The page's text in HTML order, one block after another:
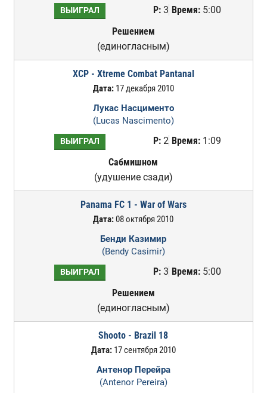
ВЫИГРАЛ Р:3 Время:5:00
Решением
(единогласным)
XCP - Xtreme Combat Pantanal
Дата:17 декабря 2010
Лукас Насцименто
(Lucas Nascimento)
ВЫИГРАЛ Р:2 Время:1:09
Сабмишном
(удушение сзади)
Panama FC 1 - War of Wars
Дата:08 октября 2010
Бенди Казимир
(Bendy Casimir)
ВЫИГРАЛ Р:3 Время:5:00
Решением
(единогласным)
Shooto - Brazil 18
Дата:17 сентября 2010
Антенор Перейра
(Antenor Pereira)